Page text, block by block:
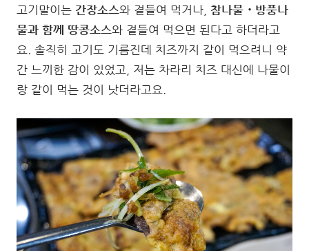
고기말이는 간장소스와 곁들여 먹거나, 참나물・방풍나
물과 함께 땅콩소스와 곁들여 먹으면 된다고 하더라고
요. 솔직히 고기도 기름진데 치즈까지 같이 먹으려니 약
간 느끼한 감이 있었고, 저는 차라리 치즈 대신에 나물이
랑 같이 먹는 것이 낫더라고요.